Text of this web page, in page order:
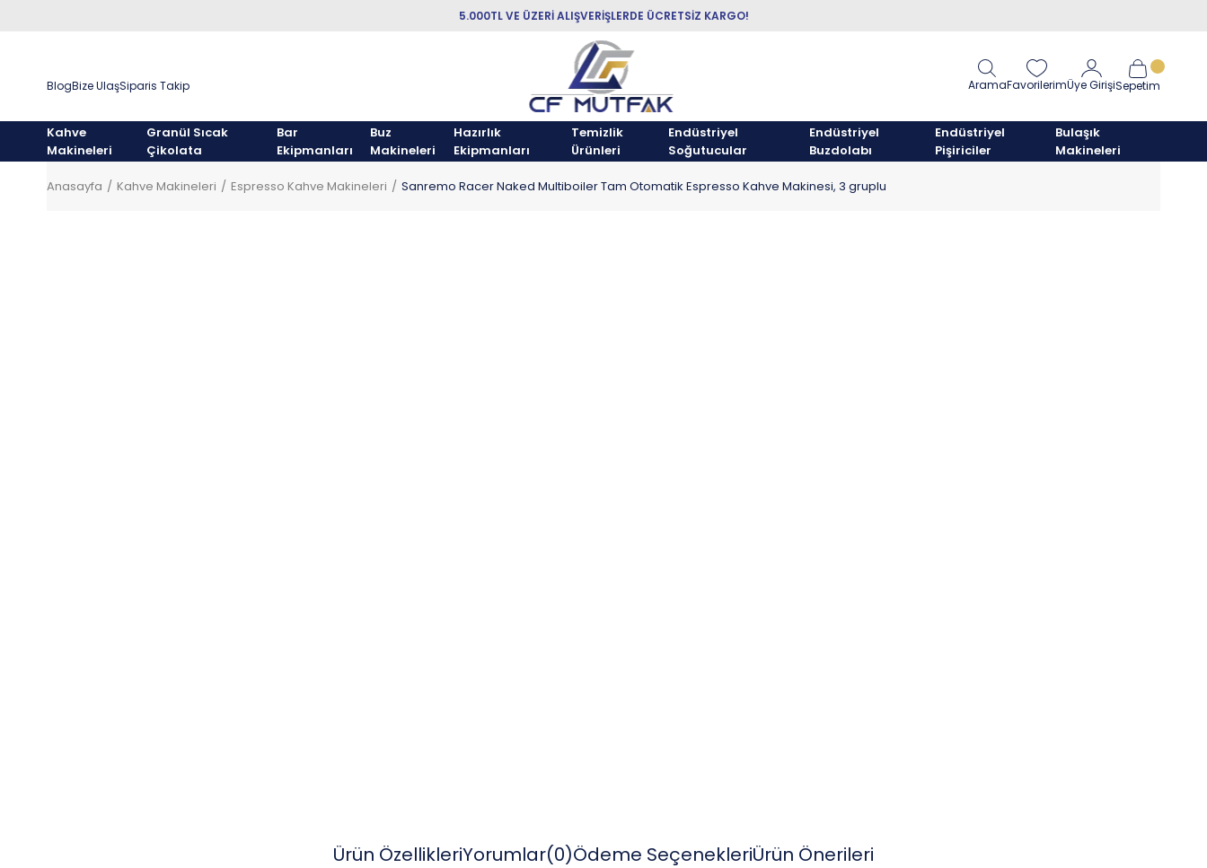
5.000TL VE ÜZERİ ALIŞVERİŞLERDE ÜCRETSİZ KARGO!
BlogBize UlaşSiparis Takip AramaFavorilerimÜye GirişiSepetim
Kahve
Makineleri
Granül Sıcak
Çikolata
Bar
Ekipmanları
Buz
Makineleri
Hazırlık
Ekipmanları
Temizlik
Ürünleri
Endüstriyel
Soğutucular
Endüstriyel
Buzdolabı
Endüstriyel
Pişiriciler
Bulaşık
Makineleri
Anasayfa Kahve Makineleri Espresso Kahve Makineleri Sanremo Racer Naked Multiboiler Tam Otomatik Espresso Kahve Makinesi, 3 gruplu
Ürün ÖzellikleriYorumlar(0)Ödeme SeçenekleriÜrün Önerileri